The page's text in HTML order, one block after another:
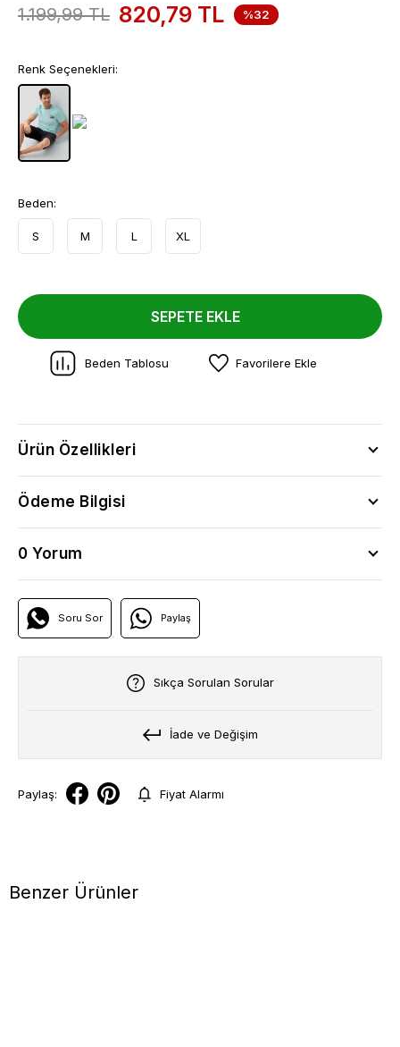
1.199,99TL 820,79 TL %32
Renk Seçenekleri:
Beden:
S M L XL
SEPETE EKLE
Beden Tablosu Favorilere Ekle
Ürün Özellikleri
Ödeme Bilgisi
0 Yorum
Soru Sor Paylaş
Sıkça Sorulan Sorular
İade ve Değişim
Paylaş: Fiyat Alarmı
Benzer Ürünler